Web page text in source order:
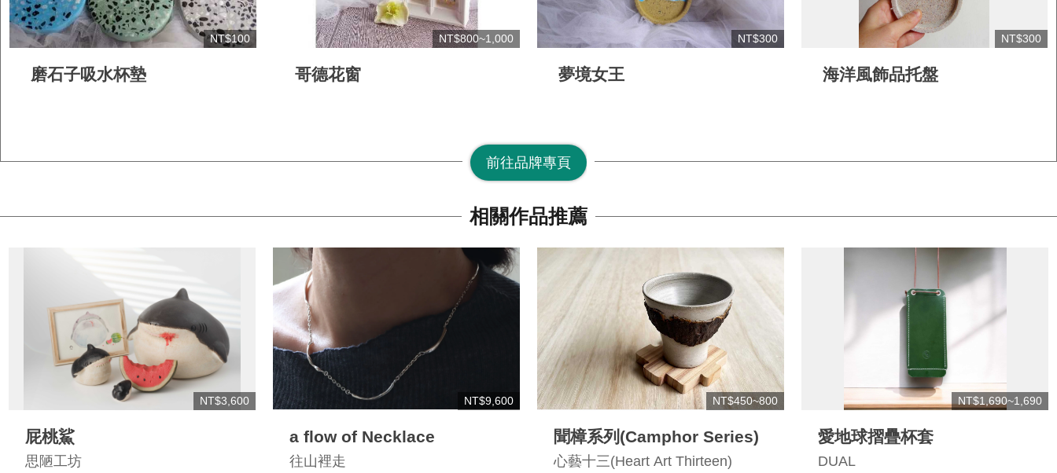
NT$100
磨石子吸水杯墊
NT$800~1,000
哥德花窗
NT$300
夢境女王
NT$300
海洋風飾品托盤
前往品牌專頁
相關作品推薦
NT$3,600
屁桃鯊
思陋工坊
NT$9,600
a flow of Necklace
往山裡走
NT$450~800
聞樟系列(Camphor Series)
心藝十三(Heart Art Thirteen)
NT$1,690~1,690
愛地球摺疊杯套
DUAL